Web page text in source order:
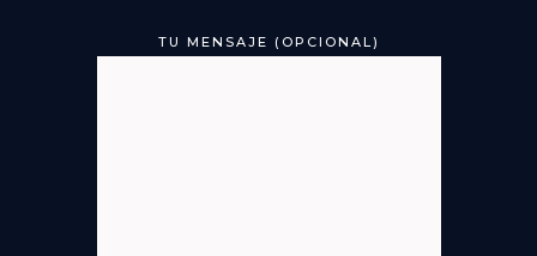
TU MENSAJE (OPCIONAL)